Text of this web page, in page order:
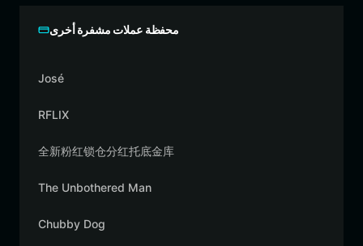
محفظة عملات مشفرة أخرى
José
RFLIX
全新粉红锁仓分红托底金库
The Unbothered Man
Chubby Dog